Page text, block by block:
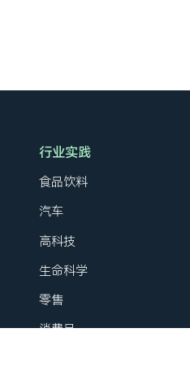
行业实践
食品饮料
汽车
高科技
生命科学
零售
消费品